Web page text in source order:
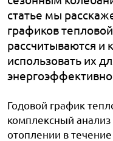
статье мы
графиков
рассчитываются и
использовать их
Годовой график
комплексный
отоплении в